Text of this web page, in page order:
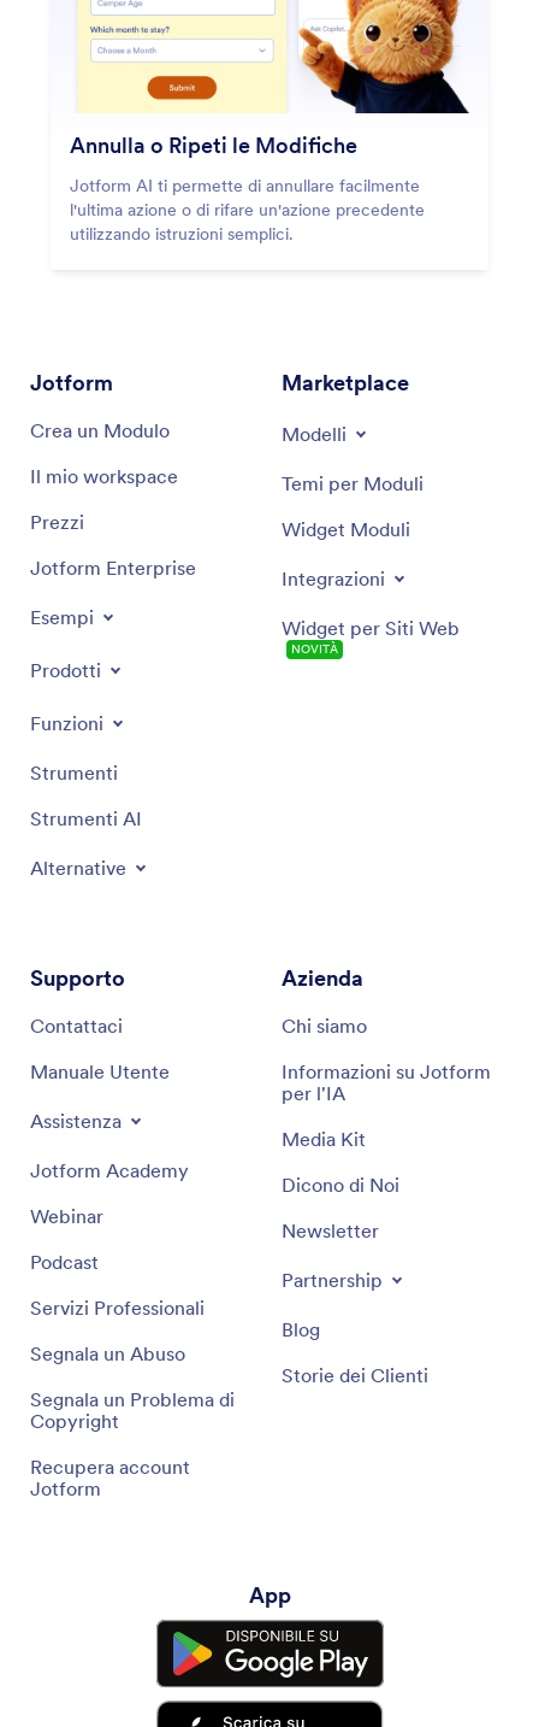
Annulla o Ripeti le Modifiche
Jotform AI ti permette di annullare facilmente
l'ultima azione o di rifare un'azione precedente
utilizzando istruzioni semplici.
Jotform
Crea un Modulo
Il mio workspace
Prezzi
Jotform Enterprise
Esempi
Prodotti
Funzioni
Strumenti
Strumenti AI
Alternative
Marketplace
Modelli
Temi per Moduli
Widget Moduli
Integrazioni
Widget per Siti Web
NOVITÀ
Supporto
Contattaci
Manuale Utente
Assistenza
Jotform Academy
Webinar
Podcast
Servizi Professionali
Segnala un Abuso
Segnala un Problema di
Copyright
Recupera account
Jotform
Azienda
Chi siamo
Informazioni su Jotform
per l'IA
Media Kit
Dicono di Noi
Newsletter
Partnership
Blog
Storie dei Clienti
App